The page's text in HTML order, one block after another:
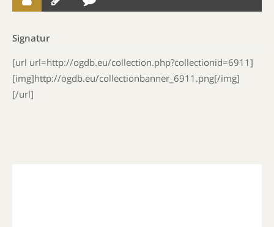
Signatur
[url url=http://ogdb.eu/collection.php?collectionid=6911]
[img]http://ogdb.eu/collectionbanner_6911.png[/img]
[/url]